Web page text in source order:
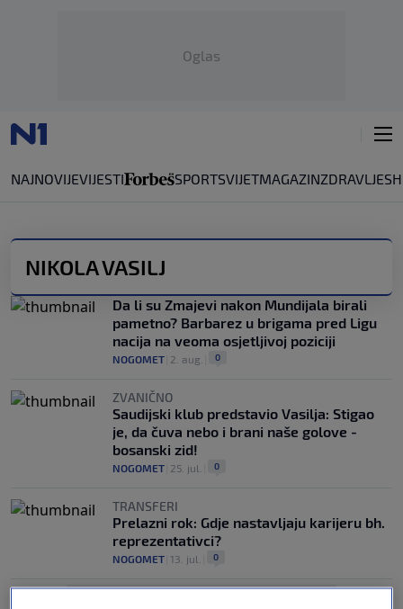
Oglas
NAJNOVIJEVIJESTI SPORTSVIJETMAGAZINZDRAVLJE
NIKOLA VASILJ
Da li su Zmajevi nakon Mundijala birali
pametno? Barbarez u brigama pred Ligu
nacija na veoma osjetljivoj poziciji
NOGOMET 2. aug. 0
ZVANIČNO
Saudijski klub predstavio Vasilja: Stigao
je, da čuva nebo i brani naše golove -
bosanski zid!
NOGOMET 25. jul. 0
TRANSFERI
Prelazni rok: Gdje nastavljaju karijeru bh.
reprezentativci?
NOGOMET 13. jul. 0